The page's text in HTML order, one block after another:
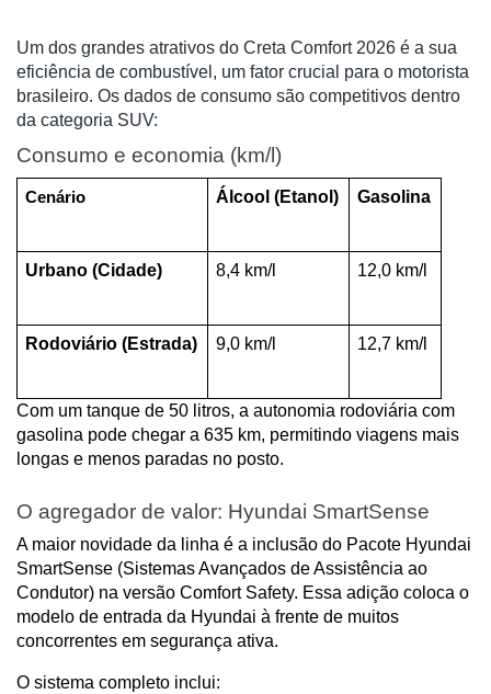
Um dos grandes atrativos do Creta Comfort 2026 é a sua
eficiência de combustível, um fator crucial para o motorista
brasileiro. Os dados de consumo são competitivos dentro
da categoria SUV:
Consumo e economia (km/l)
Cenário Álcool (Etanol) Gasolina
Urbano (Cidade) 8,4 km/l 12,0 km/l
Rodoviário (Estrada) 9,0 km/l 12,7 km/l
Com um tanque de 50 litros, a autonomia rodoviária com
gasolina pode chegar a 635 km, permitindo viagens mais
longas e menos paradas no posto.
O agregador de valor: Hyundai SmartSense
A maior novidade da linha é a inclusão do Pacote Hyundai
SmartSense (Sistemas Avançados de Assistência ao
Condutor) na versão Comfort Safety. Essa adição coloca o
modelo de entrada da Hyundai à frente de muitos
concorrentes em segurança ativa.
O sistema completo inclui: